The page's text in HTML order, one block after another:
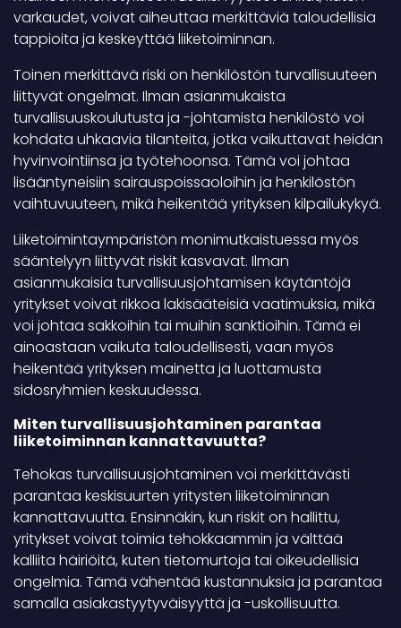
varkaudet, voivat aiheuttaa merkittäviä taloudellisia
tappioita ja keskeyttää liiketoiminnan.
Toinen merkittävä riski on henkilöstön turvallisuuteen
liittyvät ongelmat. Ilman asianmukaista
turvallisuuskoulutusta ja -johtamista henkilöstö voi
kohdata uhkaavia tilanteita, jotka vaikuttavat heidän
hyvinvointiinsa ja työtehoonsa. Tämä voi johtaa
lisääntyneisiin sairauspoissaoloihin ja henkilöstön
vaihtuvuuteen, mikä heikentää yrityksen kilpailukykyä.
Liiketoimintaympäristön monimutkaistuessa myös
sääntelyyn liittyvät riskit kasvavat. Ilman
asianmukaisia turvallisuusjohtamisen käytäntöjä
yritykset voivat rikkoa lakisääteisiä vaatimuksia, mikä
voi johtaa sakkoihin tai muihin sanktioihin. Tämä ei
ainoastaan vaikuta taloudellisesti, vaan myös
heikentää yrityksen mainetta ja luottamusta
sidosryhmien keskuudessa.
Miten turvallisuusjohtaminen parantaa
liiketoiminnan kannattavuutta?
Tehokas turvallisuusjohtaminen voi merkittävästi
parantaa keskisuurten yritysten liiketoiminnan
kannattavuutta. Ensinnäkin, kun riskit on hallittu,
yritykset voivat toimia tehokkaammin ja välttää
kalliita häiriöitä, kuten tietomurtoja tai oikeudellisia
ongelmia. Tämä vähentää kustannuksia ja parantaa
samalla asiakastyytyväisyyttä ja -uskollisuutta.